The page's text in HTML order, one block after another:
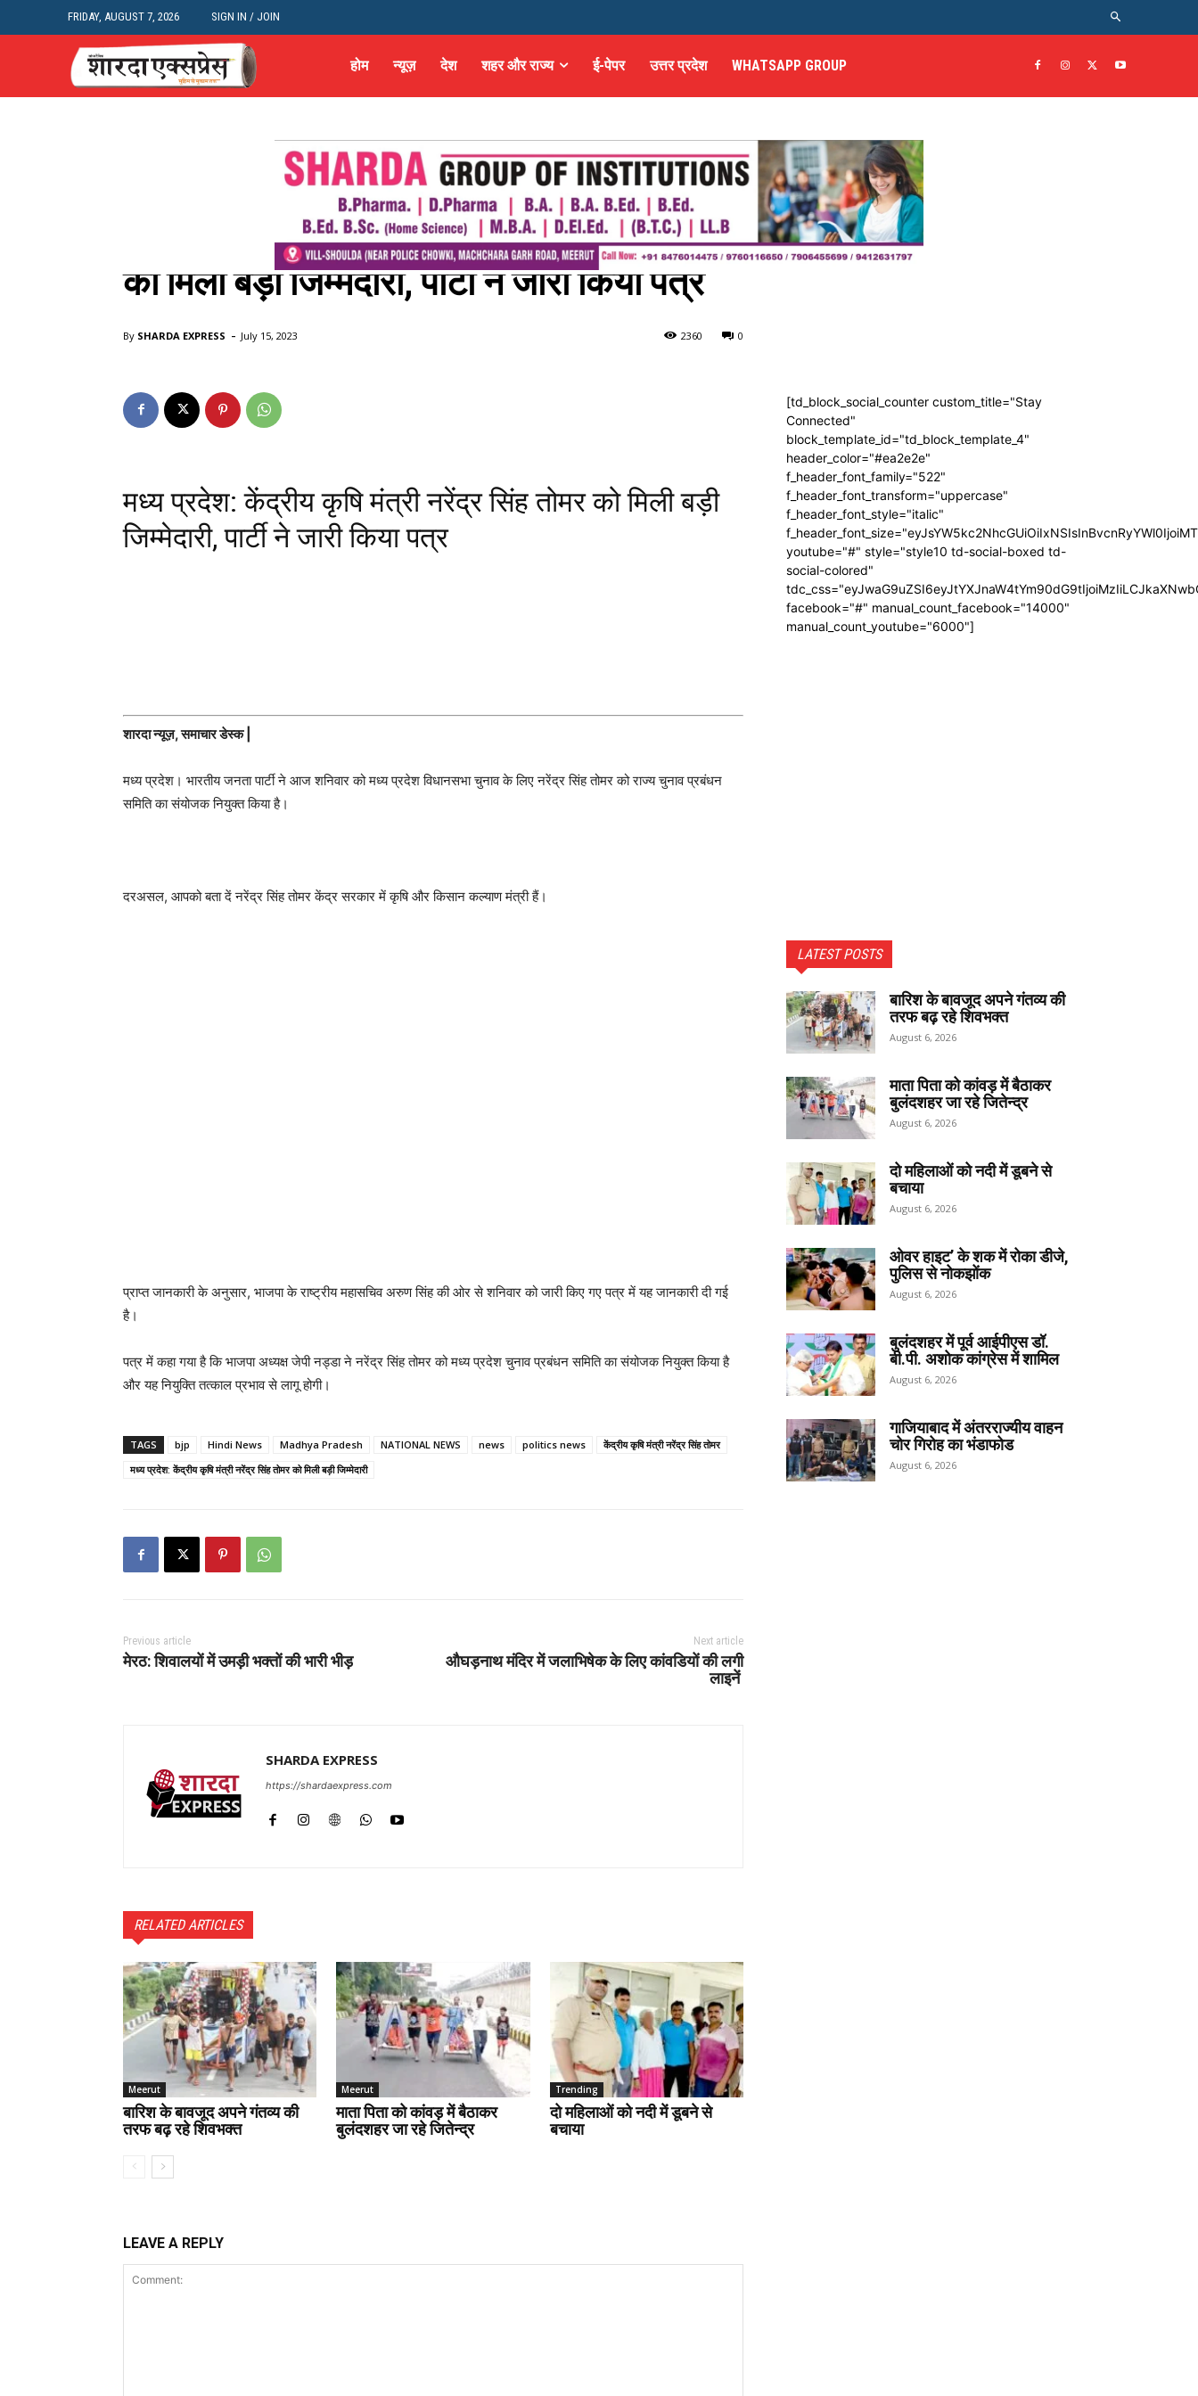
FRIDAY, AUGUST 7, 2026 SIGN IN / JOIN
होम न्यूज़ देश शहर और राज्य ई-पेपर उत्तर प्रदेश WHATSAPP GROUP
मध्य प्रदेश
मध्य प्रदेश: केंद्रीय कृषि मंत्री नरेंद्र सिंह तोमर
को मिली बड़ी जिम्मेदारी, पार्टी ने जारी किया पत्र
By SHARDA EXPRESS - July 15, 2023 0
2360
मध्य प्रदेश: केंद्रीय कृषि मंत्री नरेंद्र सिंह तोमर को मिली बड़ी
जिम्मेदारी, पार्टी ने जारी किया पत्र
शारदा न्यूज़, समाचार डेस्क |
मध्य प्रदेश। भारतीय जनता पार्टी ने आज शनिवार को मध्य प्रदेश विधानसभा चुनाव के लिए नरेंद्र सिंह तोमर को राज्य चुनाव प्रबंधन
समिति का संयोजक नियुक्त किया है।
दरअसल, आपको बता दें नरेंद्र सिंह तोमर केंद्र सरकार में कृषि और किसान कल्याण मंत्री हैं।
प्राप्त जानकारी के अनुसार, भाजपा के राष्ट्रीय महासचिव अरुण सिंह की ओर से शनिवार को जारी किए गए पत्र में यह जानकारी दी गई
है।
पत्र में कहा गया है कि भाजपा अध्यक्ष जेपी नड्डा ने नरेंद्र सिंह तोमर को मध्य प्रदेश चुनाव प्रबंधन समिति का संयोजक नियुक्त किया है
और यह नियुक्ति तत्काल प्रभाव से लागू होगी।
TAGS bjp Hindi News Madhya Pradesh NATIONAL NEWS news politics news
केंद्रीय कृषि मंत्री नरेंद्र सिंह तोमर
मध्य प्रदेश: केंद्रीय कृषि मंत्री नरेंद्र सिंह तोमर को मिली बड़ी जिम्मेदारी
Previous article
मेरठ: शिवालयों में उमड़ी भक्तों की भारी भीड़
Next article
औघड़नाथ मंदिर में जलाभिषेक के लिए कांवडियों की लगी
लाइनें
SHARDA EXPRESS
https://shardaexpress.com
RELATED ARTICLES
Meerut
बारिश के बावजूद अपने गंतव्य की
तरफ बढ़ रहे शिवभक्त
Meerut
माता पिता को कांवड़ में बैठाकर
बुलंदशहर जा रहे जितेन्द्र
Trending
दो महिलाओं को नदी में डूबने से
बचाया
LEAVE A REPLY
[td_block_social_counter custom_title="Stay
Connected"
block_template_id="td_block_template_4"
header_color="#ea2e2e"
f_header_font_family="522"
f_header_font_transform="uppercase"
f_header_font_style="italic"
youtube="#" style="style10 td-social-boxed td-
social-colored"
facebook="#" manual_count_facebook="14000"
manual_count_youtube="6000"]
LATEST POSTS
बारिश के बावजूद अपने गंतव्य की
तरफ बढ़ रहे शिवभक्त
August 6, 2026
माता पिता को कांवड़ में बैठाकर
बुलंदशहर जा रहे जितेन्द्र
August 6, 2026
दो महिलाओं को नदी में डूबने से
बचाया
August 6, 2026
ओवर हाइट’ के शक में रोका डीजे,
पुलिस से नोकझोंक
August 6, 2026
बुलंदशहर में पूर्व आईपीएस डॉ.
बी.पी. अशोक कांग्रेस में शामिल
August 6, 2026
गाजियाबाद में अंतरराज्यीय वाहन
चोर गिरोह का भंडाफोड
August 6, 2026